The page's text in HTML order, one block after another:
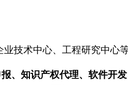
技术中心、工程研究中心等
、知识产权代理、软件开